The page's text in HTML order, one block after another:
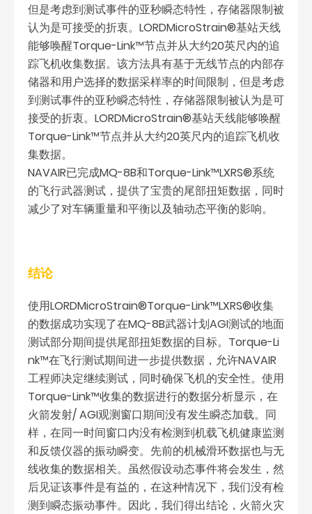
但是考虑到测试事件的亚秒瞬态特性，存储器限制被
认为是可接受的折衷。LORDMicroStrain®基站天线
能够唤醒Torque-Link™节点并从大约20英尺内的追
踪飞机收集数据。该方法具有基于无线节点的内部存
储器和用户选择的数据采样率的时间限制，但是考虑
到测试事件的亚秒瞬态特性，存储器限制被认为是可
接受的折衷。LORDMicroStrain®基站天线能够唤醒
Torque-Link™节点并从大约20英尺内的追踪飞机收
集数据。
NAVAIR已完成MQ-8B和Torque-Link™LXRS®系统
的飞行武器测试，提供了宝贵的尾部扭矩数据，同时
减少了对车辆重量和平衡以及轴动态平衡的影响。
结论
使用LORDMicroStrain®Torque-Link™LXRS®收集
的数据成功实现了在MQ-8B武器计划AGI测试的地面
测试部分期间提供尾部扭矩数据的目标。Torque-Li
nk™在飞行测试期间进一步提供数据，允许NAVAIR
工程师决定继续测试，同时确保飞机的安全性。使用
Torque-Link™收集的数据进行的数据分析显示，在
火箭发射/ AGI观测窗口期间没有发生瞬态加载。同
样，在同一时间窗口内没有检测到机载飞机健康监测
和反馈仪器的振动瞬变。先前的机械滑环数据也与无
线收集的数据相关。虽然假设动态事件将会发生，然
后见证该事件是有益的，在这种情况下，我们没有检
测到瞬态振动事件。因此，我们得出结论，火箭火灾